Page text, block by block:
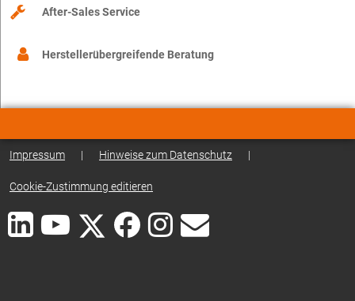
After-Sales Service
Herstellerübergreifende Beratung
Impressum | Hinweise zum Datenschutz |
Cookie-Zustimmung editieren